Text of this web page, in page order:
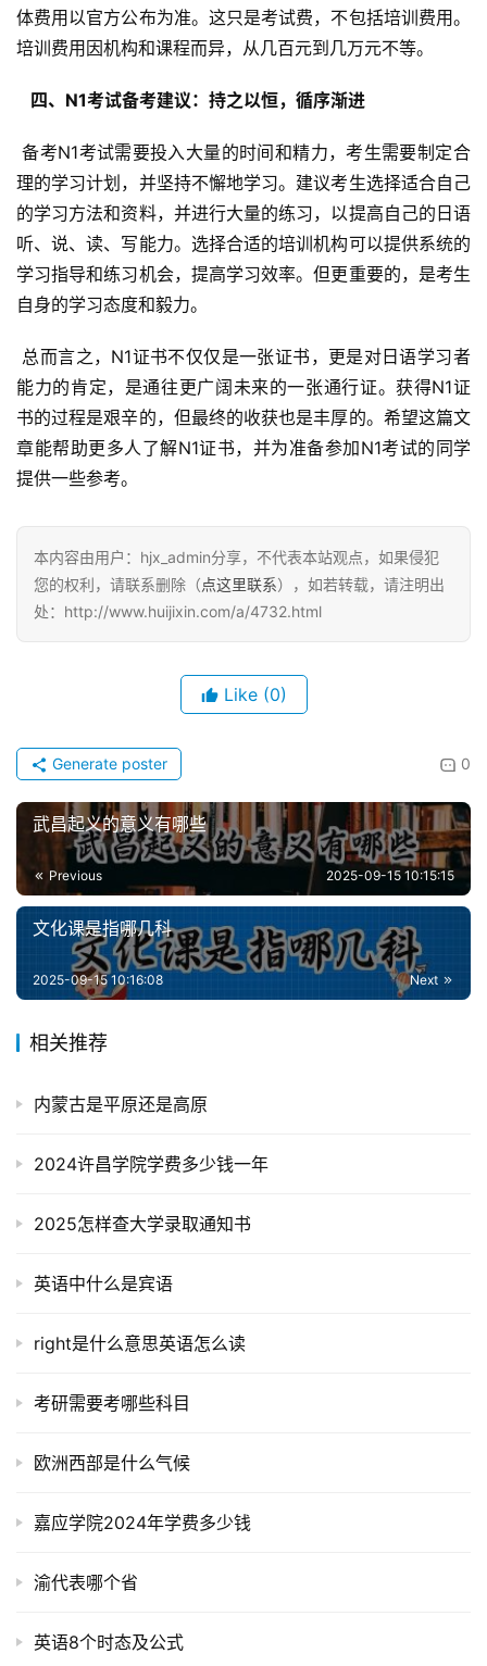
体费用以官方公布为准。这只是考试费，不包括培训费用。
培训费用因机构和课程而异，从几百元到几万元不等。
  四、N1考试备考建议：持之以恒，循序渐进
备考N1考试需要投入大量的时间和精力，考生需要制定合
理的学习计划，并坚持不懈地学习。建议考生选择适合自己
的学习方法和资料，并进行大量的练习，以提高自己的日语
听、说、读、写能力。选择合适的培训机构可以提供系统的
学习指导和练习机会，提高学习效率。但更重要的，是考生
自身的学习态度和毅力。
能力的肯定，是通往更广阔未来的一张通行证。获得N1证
书的过程是艰辛的，但最终的收获也是丰厚的。希望这篇文
章能帮助更多人了解N1证书，并为准备参加N1考试的同学
提供一些参考。
本内容由用户：hjx_admin分享，不代表本站观点，如果侵犯
您的权利，请联系删除（点这里联系），如若转载，请注明出
处：http://www.huijixin.com/a/4732.html
Like (0)
0
Generate poster
武昌起义的意义有哪些
Previous 2025-09-15 10:15:15
文化课是指哪几科
Next
2025-09-15 10:16:08
相关推荐
内蒙古是平原还是高原
2024许昌学院学费多少钱一年
2025怎样查大学录取通知书
英语中什么是宾语
right是什么意思英语怎么读
考研需要考哪些科目
欧洲西部是什么气候
嘉应学院2024年学费多少钱
渝代表哪个省
英语8个时态及公式